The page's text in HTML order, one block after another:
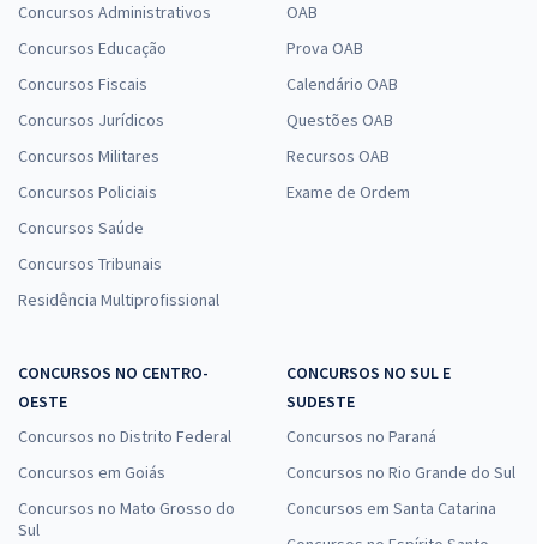
Concursos Administrativos
Concursos Educação
Concursos Fiscais
Concursos Jurídicos
Concursos Militares
Concursos Policiais
Concursos Saúde
Concursos Tribunais
Residência Multiprofissional
OAB
Prova OAB
Calendário OAB
Questões OAB
Recursos OAB
Exame de Ordem
CONCURSOS NO CENTRO-
OESTE
Concursos no Distrito Federal
Concursos em Goiás
Concursos no Mato Grosso do
Sul
CONCURSOS NO SUL E
SUDESTE
Concursos no Paraná
Concursos no Rio Grande do Sul
Concursos em Santa Catarina